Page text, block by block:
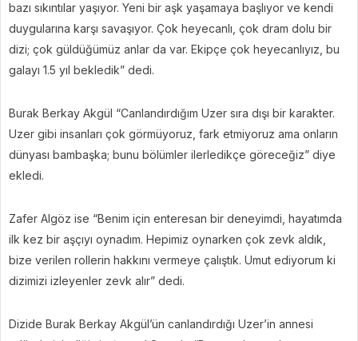
bazı sıkıntılar yaşıyor. Yeni bir aşk yaşamaya başlıyor ve kendi
duygularına karşı savaşıyor. Çok heyecanlı, çok dram dolu bir
dizi; çok güldüğümüz anlar da var. Ekipçe çok heyecanlıyız, bu
galayı 1.5 yıl bekledik” dedi.
Burak Berkay Akgül “Canlandırdığım Uzer sıra dışı bir karakter.
Uzer gibi insanları çok görmüyoruz, fark etmiyoruz ama onların
dünyası bambaşka; bunu bölümler ilerledikçe göreceğiz” diye
ekledi.
Zafer Algöz ise “Benim için enteresan bir deneyimdi, hayatımda
ilk kez bir aşçıyı oynadım. Hepimiz oynarken çok zevk aldık,
bize verilen rollerin hakkını vermeye çalıştık. Umut ediyorum ki
dizimizi izleyenler zevk alır” dedi.
Dizide Burak Berkay Akgül’ün canlandırdığı Uzer’in annesi